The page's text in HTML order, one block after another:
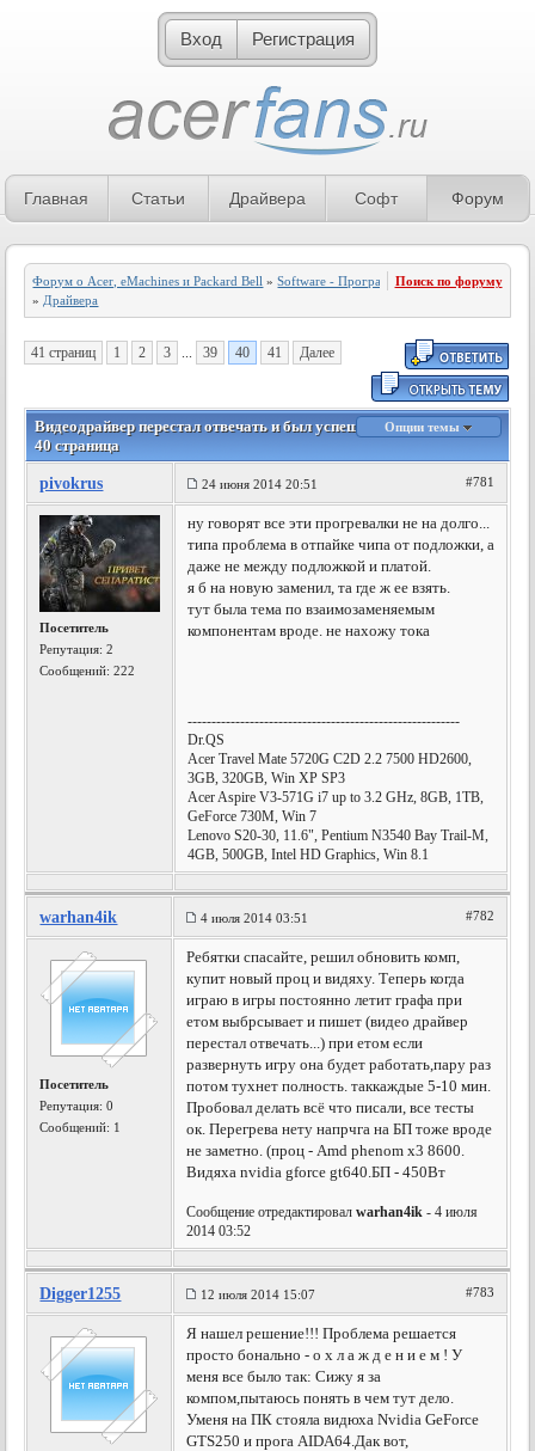
Вход Регистрация
Главная Статьи Драйвера Софт Форум
Форум о Acer, eMachines и Packard Bell »Software - Программное обеспечение
» Драйвера
Поиск по форуму
41 страниц 1 2 3 ... 39 40 41 Далее
Видеодрайвер перестал отвечать и был успешно восстановлен -
40 страница
Опции темы
pivokrus 24 июня 2014 20:51 #781
Посетитель
Репутация:2
Сообщений: 222
ну говорят все эти прогревалки не на долго...
типа проблема в отпайке чипа от подложки, а
даже не между подложкой и платой.
я б на новую заменил, та где ж ее взять.
тут была тема по взаимозаменяемым
компонентам вроде. не нахожу тока
---------------------------------------------------------
Dr.QS
Acer Travel Mate 5720G C2D 2.2 7500 HD2600,
3GB, 320GB, Win XP SP3
Acer Aspire V3-571G i7 up to 3.2 GHz, 8GB, 1TB,
GeForce 730M, Win 7
Lenovo S20-30, 11.6", Pentium N3540 Bay Trail-M,
4GB, 500GB, Intel HD Graphics, Win 8.1
warhan4ik 4 июля 2014 03:51 #782
Посетитель
Репутация:0
Сообщений: 1
Ребятки спасайте, решил обновить комп,
купит новый проц и видяху. Теперь когда
играю в игры постоянно летит графа при
етом выбрсывает и пишет (видео драйвер
перестал отвечать...) при етом если
развернуть игру она будет работать,пару раз
потом тухнет полность. таккаждые 5-10 мин.
Пробовал делать всё что писали, все тесты
ок. Перегрева нету напрчга на БП тоже вроде
не заметно. (проц - Amd phenom x3 8600.
Видяха nvidia gforce gt640.БП - 450Вт
Сообщение отредактировалwarhan4ik - 4 июля
2014 03:52
Digger1255 12 июля 2014 15:07 #783
Я нашел решение!!! Проблема решается
просто бонально - о х л а ж д е н и е м ! У
меня все было так: Сижу я за
компом,пытаюсь понять в чем тут дело.
Уменя на ПК стояла видюха Nvidia GeForce
GTS250 и прога AIDA64.Дак вот,